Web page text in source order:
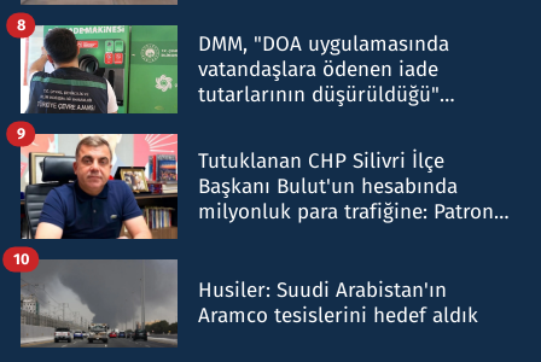
DMM, "DOA uygulamasında
vatandaşlara ödenen iade
tutarlarının düşürüldüğü"
8
Tutuklanan CHP Silivri İlçe
Başkanı Bulut'un hesabında
milyonluk para trafiğine: Patron
9
Husiler: Suudi Arabistan'ın
Aramco tesislerini hedef aldık
10